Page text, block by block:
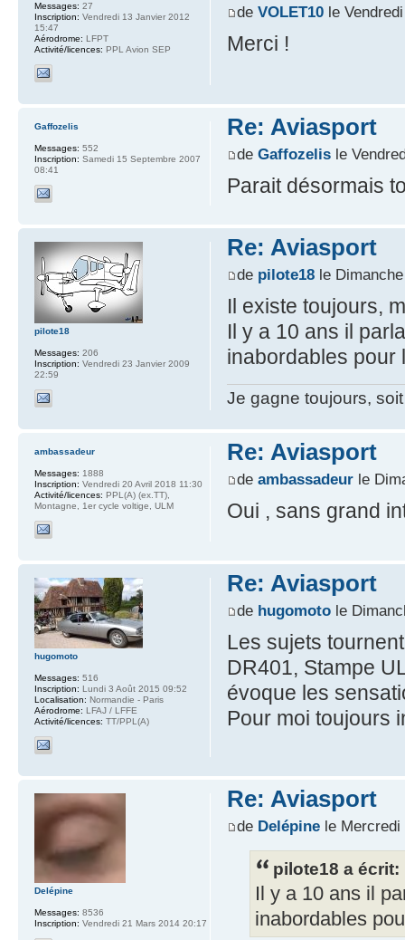
de VOLET10le
Merci !
Messages: 27
Inscription: Vendredi 13 Janvier 2012
15:47
Aérodrome: LFPT
Activité/licences: PPL Avion SEP
Re: Aviasport
de Gaffozelisle
Parait désormais
Gaffozelis
Messages: 552
Inscription: Samedi 15 Septembre 2007
08:41
Re: Aviasport
de pilote18le Dimanche
Il existe toujours,
Il y a 10 ans il
inabordables pour
Je gagne toujours,
pilote18
Messages: 206
Inscription: Vendredi 23 Janvier 2009
22:59
Re: Aviasport
de ambassadeurle
Oui , sans grand
ambassadeur
Messages: 1888
Inscription: Vendredi 20 Avril 2018 11:30
Activité/licences: PPL(A) (ex.TT),
Montagne, 1er cycle voltige, ULM
Re: Aviasport
de hugomotole
Les sujets
DR401, Stampe
évoque les
Pour moi toujours
hugomoto
Messages: 516
Inscription: Lundi 3 Août 2015 09:52
Localisation: Normandie - Paris
Aérodrome: LFAJ / LFFE
Activité/licences: TT/PPL(A)
Re: Aviasport
de Delépinele Mercredi
pilote18 a écrit:
Il y a 10 ans il
inabordables
Delépine
Messages: 8536
Inscription: Vendredi 21 Mars 2014 20:17